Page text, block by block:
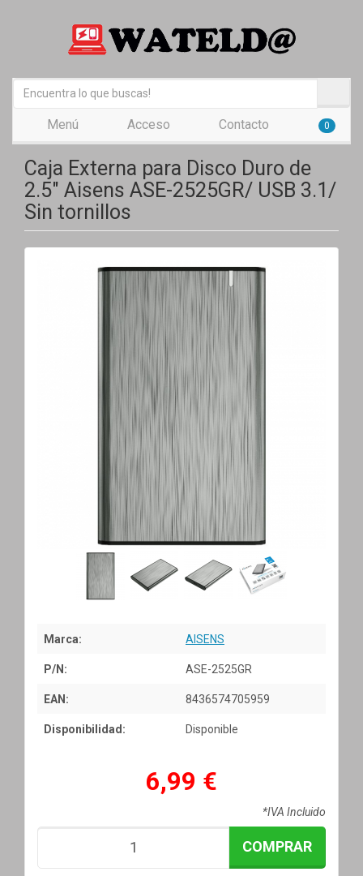
Menú Acceso Contacto 0
Caja Externa para Disco Duro de
2.5" Aisens ASE-2525GR/ USB 3.1/
Sin tornillos
Marca: AISENS
P/N: ASE-2525GR
EAN: 8436574705959
Disponibilidad: Disponible
6,99 €
*IVA Incluido
COMPRAR